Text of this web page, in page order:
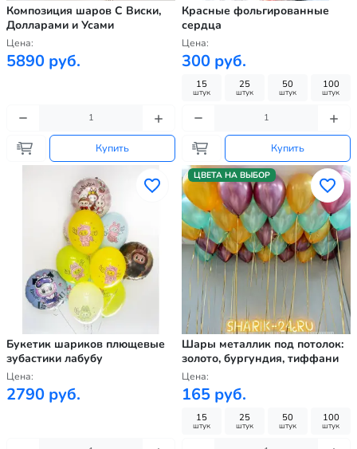
Композиция шаров С Виски,
Долларами и Усами
Цена:
5890 руб.
Купить
Красные фольгированные
сердца
Цена:
300 руб.
15
штук
25
штук
50
штук
100
штук
Купить
Букетик шариков плющевые
зубастики лабубу
Цена:
2790 руб.
ЦВЕТА НА ВЫБОР
Шары металлик под потолок:
золото, бургундия, тиффани
Цена:
165 руб.
15
штук
25
штук
50
штук
100
штук